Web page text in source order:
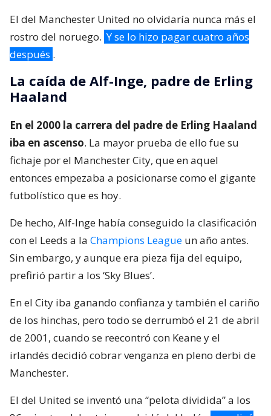
El del Manchester United no olvidaría nunca más el
rostro del noruego. Y se lo hizo pagar cuatro años
después .
La caída de Alf-Inge, padre de Erling
Haaland
En el 2000 la carrera del padre de Erling Haaland
iba en ascenso. La mayor prueba de ello fue su
fichaje por el Manchester City, que en aquel
entonces empezaba a posicionarse como el gigante
futbolístico que es hoy.
De hecho, Alf-Inge había conseguido la clasificación
con el Leeds a la Champions League un año antes.
Sin embargo, y aunque era pieza fija del equipo,
prefirió partir a los ‘Sky Blues’.
En el City iba ganando confianza y también el cariño
de los hinchas, pero todo se derrumbó el 21 de abril
de 2001, cuando se reecontró con Keane y el
irlandés decidió cobrar venganza en pleno derbi de
Manchester.
El del United se inventó una “pelota dividida” a los